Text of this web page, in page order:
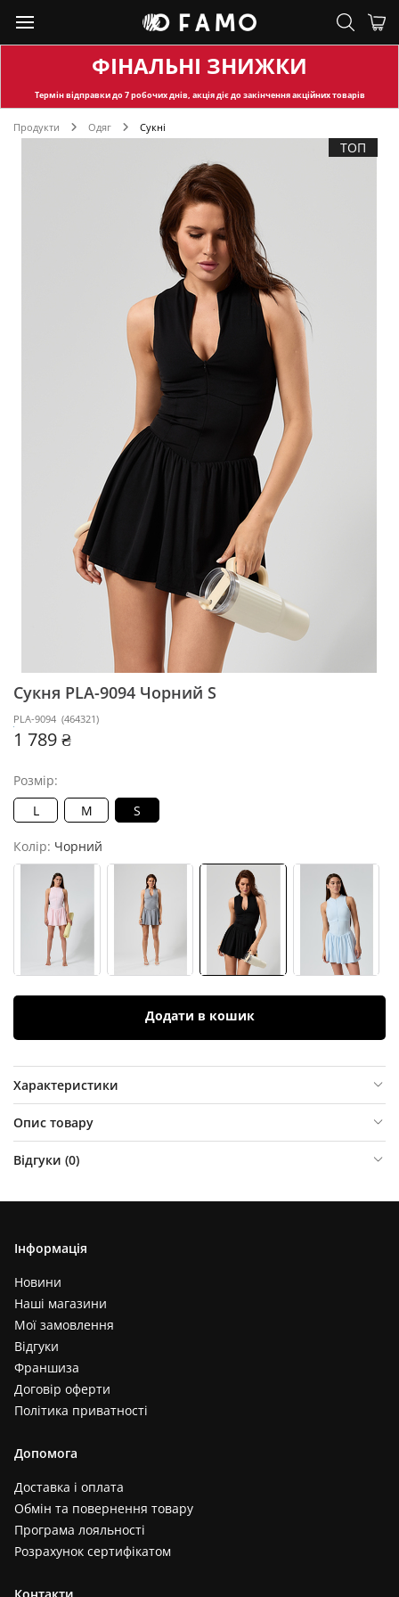
ФІНАЛЬНІ ЗНИЖКИ
Термін відправкидо 7 робочих днів, акція діє до закінчення акційних товарів
Продукти Одяг Сукні
ТОП
Сукня PLA-9094 Чорний S
PLA-9094 (464321)
1 789 ₴
Розмір:
L
M S
Колір: Чорний
Додати в кошик
Характеристики
Опис товару
Відгуки (0)
Інформація
Новини
Наші магазини
Мої замовлення
Відгуки
Франшиза
Договір оферти
Політика приватності
Допомога
Доставка і оплата
Обмін та повернення товару
Програма лояльності
Розрахунок сертифікатом